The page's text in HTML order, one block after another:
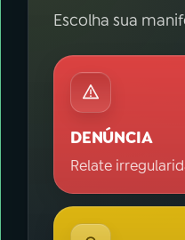
Escolha sua
DENÚNCIA
Relate